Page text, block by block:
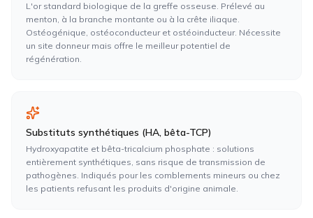
L'or standard biologique de la greffe osseuse. Prélevé au
menton, à la branche montante ou à la crête iliaque.
Ostéogénique, ostéoconducteur et ostéoinducteur. Nécessite
un site donneur mais offre le meilleur potentiel de
régénération.
Substituts synthétiques (HA, bêta-TCP)
Hydroxyapatite et bêta-tricalcium phosphate : solutions
entièrement synthétiques, sans risque de transmission de
pathogènes. Indiqués pour les comblements mineurs ou chez
les patients refusant les produits d'origine animale.